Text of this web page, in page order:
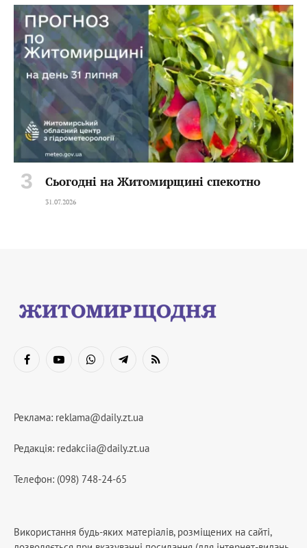
Сьогодні на Житомирщині спекотно
31.07.2026
FacebookYouTubeWhatsAppTelegramRSS
Реклама: reklama@daily.zt.ua
Редакція: redakciia@daily.zt.ua
Телефон: (098) 748-24-65
Використання будь-яких матеріалів, розміщених на сайті,